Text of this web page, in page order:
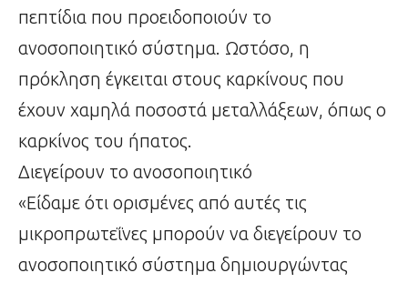
πεπτίδια που προειδοποιούν το
ανοσοποιητικό σύστημα. Ωστόσο, η
πρόκληση έγκειται στους καρκίνους που
έχουν χαμηλά ποσοστά μεταλλάξεων, όπως ο
καρκίνος του ήπατος.
Διεγείρουν το ανοσοποιητικό
«Είδαμε ότι ορισμένες από αυτές τις
μικροπρωτεΐνες μπορούν να διεγείρουν το
ανοσοποιητικό σύστημα δημιουργώντας